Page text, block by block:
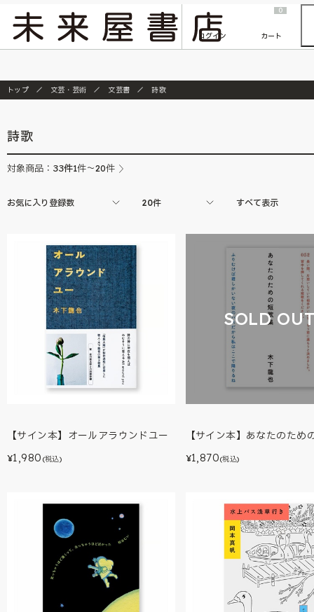
『ONE PIECE magazine 021 ONE PIECEカード付き同梱版』発売延期のご案内
ログイン
0
カート
トップ 文芸・芸術 文芸書 詩歌
詩歌
対象商品： 33件1件～20件
お気に入り登録数 20件 すべて表示
【サイン本】オールアラウンドユー
¥1,980 (税込)
SOLD
【サイン本】あなたのため
¥1,870(税込)